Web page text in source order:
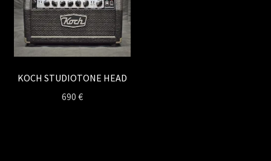
KOCH STUDIOTONE HEAD
690 €